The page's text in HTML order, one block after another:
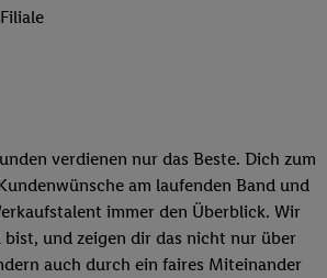
Filiale
verdienen nur das Beste. Dich zum
am laufenden Band und
immer den Überblick. Wir
bist, und zeigen dir das nicht nur über
auch durch ein faires Miteinander